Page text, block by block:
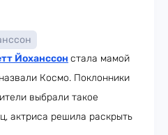
Йоханссон стала мамой
Космо. Поклонники
выбрали такое
актриса решила раскрыть